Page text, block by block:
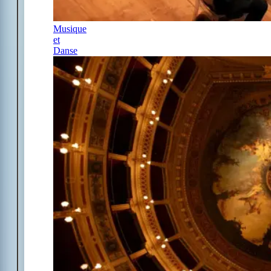
Musique
et
Danse